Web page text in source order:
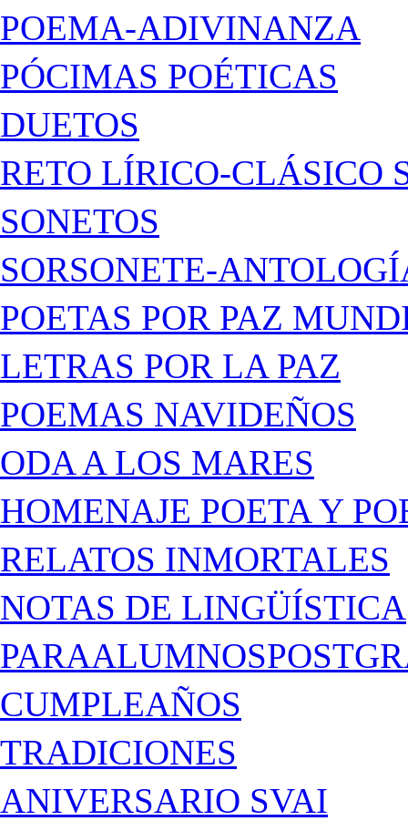
POEMA-ADIVINANZA
PÓCIMAS POÉTICAS
DUETOS
RETO LÍRICO-CLÁSICO
SONETOS
SORSONETE-
POETAS POR PAZ
LETRAS POR LA PAZ
POEMAS NAVIDEÑOS
ODA A LOS MARES
HOMENAJE POETA Y
RELATOS INMORTALES
NOTAS DE LINGÜÍSTICA
CUMPLEAÑOS
TRADICIONES
ANIVERSARIO SVAI